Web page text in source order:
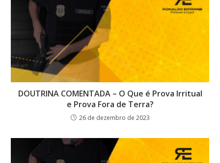
DOUTRINA COMENTADA – O Que é Prova Irritual
e Prova Fora de Terra?
26 de dezembro de 2023